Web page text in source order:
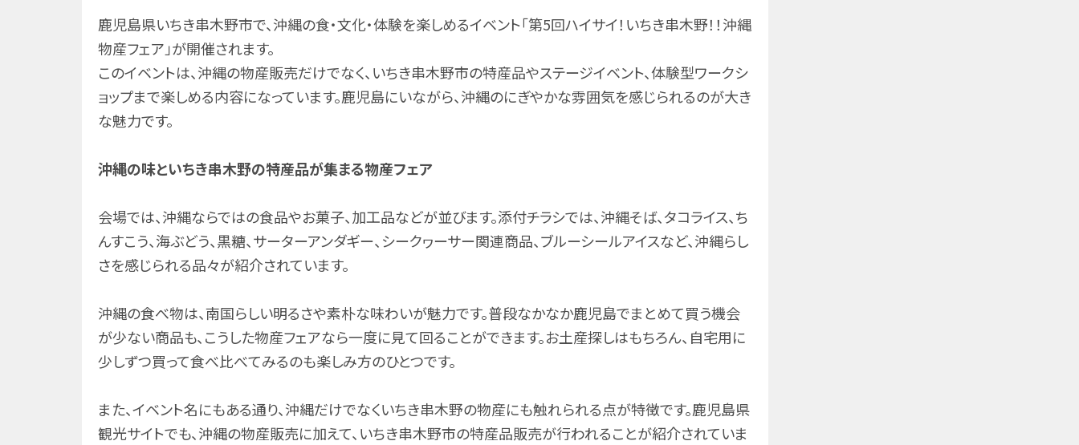
鹿児島県いちき串木野市で、沖縄の食・文化・体験を楽しめるイベント「第5回ハイサイ！いちき串木野！！沖縄
物産フェア」が開催されます。
このイベントは、沖縄の物産販売だけでなく、いちき串木野市の特産品やステージイベント、体験型ワークシ
ョップまで楽しめる内容になっています。鹿児島にいながら、沖縄のにぎやかな雰囲気を感じられるのが大き
な魅力です。
沖縄の味といちき串木野の特産品が集まる物産フェア
会場では、沖縄ならではの食品やお菓子、加工品などが並びます。添付チラシでは、沖縄そば、タコライス、ち
んすこう、海ぶどう、黒糖、サーターアンダギー、シークヮーサー関連商品、ブルーシールアイスなど、沖縄らし
さを感じられる品々が紹介されています。
沖縄の食べ物は、南国らしい明るさや素朴な味わいが魅力です。普段なかなか鹿児島でまとめて買う機会
が少ない商品も、こうした物産フェアなら一度に見て回ることができます。お土産探しはもちろん、自宅用に
少しずつ買って食べ比べてみるのも楽しみ方のひとつです。
また、イベント名にもある通り、沖縄だけでなくいちき串木野の物産にも触れられる点が特徴です。鹿児島県
観光サイトでも、沖縄の物産販売に加えて、いちき串木野市の特産品販売が行われることが紹介されていま